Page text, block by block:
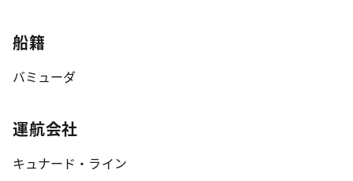
船籍
バミューダ
運航会社
キュナード・ライン